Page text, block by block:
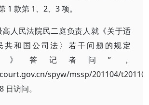
1 款第 1、2、3 项。
高人民法院民二庭负责人就《关于适
共和国公司法〉若干问题的规定
》答记者问”，
spyw/mssp/201104/
日访问。